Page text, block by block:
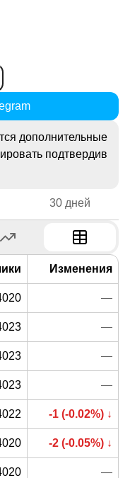
дополнительные
подтвердив
30 дней
Изменения
—
—
—
—
-1 (-0.02%) ↓
-2 (-0.05%) ↓
—